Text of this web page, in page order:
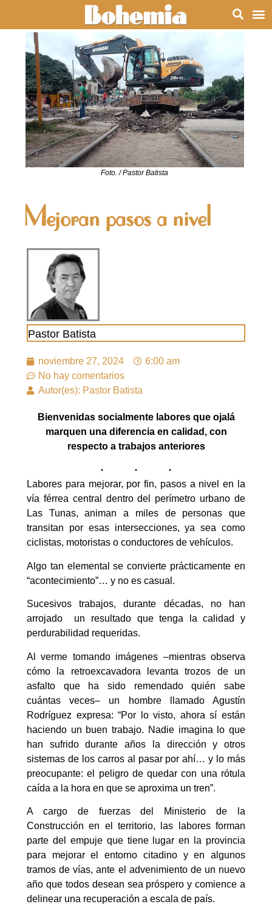
Foto. / Pastor Batista
Mejoran pasos a nivel
Pastor Batista
noviembre 27, 2024
6:00 am
No hay comentarios
Autor(es): Pastor Batista
Bienvenidas socialmente labores que ojalá
marquen una diferencia en calidad, con
respecto a trabajos anteriores
Labores para mejorar, por fin, pasos a nivel en la
vía férrea central dentro del perímetro urbano de
Las Tunas, animan a miles de personas que
transitan por esas intersecciones, ya sea como
ciclistas, motoristas o conductores de vehículos.
Algo tan elemental se convierte prácticamente en
“acontecimiento”… y no es casual.
Sucesivos trabajos, durante décadas, no han
arrojado un resultado que tenga la calidad y
perdurabilidad requeridas.
Al verme tomando imágenes –mientras observa
cómo la retroexcavadora levanta trozos de un
asfalto que ha sido remendado quién sabe
cuántas veces– un hombre llamado Agustín
Rodríguez expresa: “Por lo visto, ahora sí están
haciendo un buen trabajo. Nadie imagina lo que
han sufrido durante años la dirección y otros
sistemas de los carros al pasar por ahí… y lo más
preocupante: el peligro de quedar con una rótula
caída a la hora en que se aproxima un tren”.
A cargo de fuerzas del Ministerio de la
Construcción en el territorio, las labores forman
parte del empuje que tiene lugar en la provincia
para mejorar el entorno citadino y en algunos
tramos de vías, ante el advenimiento de un nuevo
año que todos desean sea próspero y comience a
delinear una recuperación a escala de país.